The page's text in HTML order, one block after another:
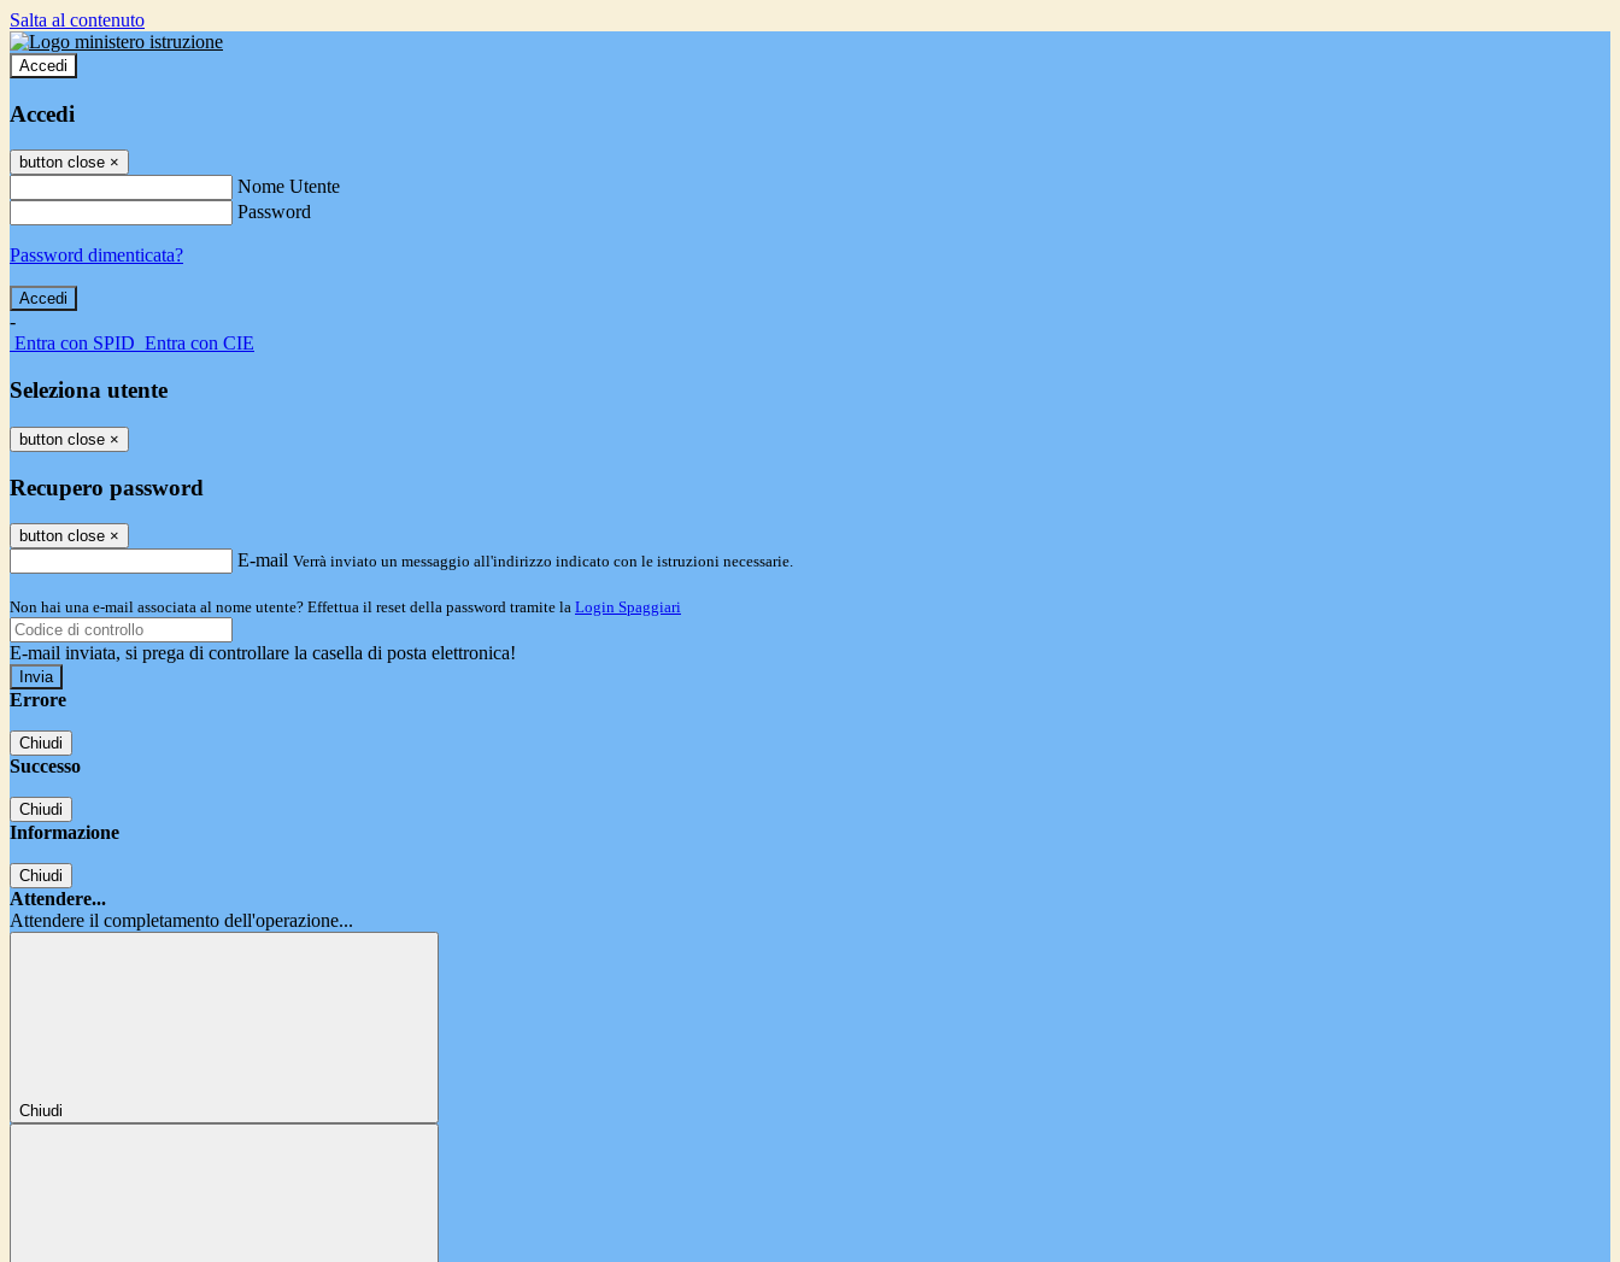
Salta al contenuto
Accedi
Accedi
button close ×
Nome Utente
Password
Password dimenticata?
-
Entra con SPID Entra con CIE
Seleziona utente
button close ×
Recupero password
button close ×
E-mail Verrà inviato un messaggio all'indirizzo indicato con le istruzioni necessarie.
Non hai una e-mail associata al nome utente? Effettua il reset della password tramite la Login Spaggiari
E-mail inviata, si prega di controllare la casella di posta elettronica!
Errore
Chiudi
Successo
Chiudi
Informazione
Chiudi
Attendere...
Attendere il completamento dell'operazione...
Chiudi